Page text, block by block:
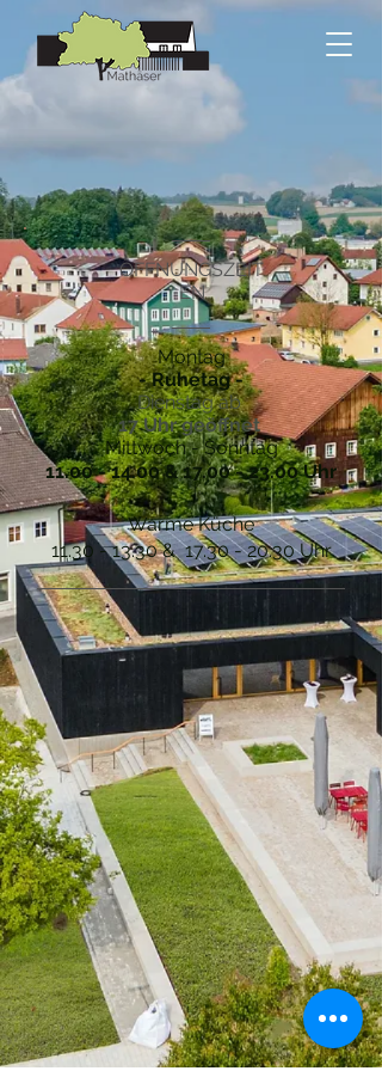
ÖFFNUNGSZEIT
EN
Montag
- Ruhetag -
Dienstag ab
17 Uhr geöffnet
Mittwoch - Sonntag
11.00 - 14.00&17.00 - 23.00Uhr
Warme Küche
11.30 - 13.30&17.30 - 20.30Uhr